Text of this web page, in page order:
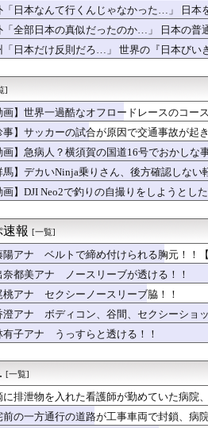
れました」生活の痕跡が残る部屋を公開
を大量に食べて水を飲むと腹が膨らむっ
。同棲して知ったけど、どうやら全くゲ
ら仮面ライダーになる！」
「秋深し」花丸「隣は何を、する人ぞ？」
マネー【ポーランドボール】
遺書、今見るとガチで意味不明すぎるwww
のパ・リーグで外国人の観客数が増えて
のブレない支援姿勢に驚嘆！被災地の炊き
のブレない支援姿勢に驚嘆！被災地の炊き
は”金銭の祭典”！32強進出で1億3000万
本のシャーペン、20年ずっと1位から動か
て～ 二部 第１２２話
てなんて大変ねぇ、でも仕事辞めちゃダ
へ」を語ろう
ソフトバンク、端末2年レンタル改悪へ“塗
危ない！プレーヤーあるある「細かいル
地だが、トメに「息子は今大変だから、頼
田あい、衝撃の貝殻ビキニ姿解禁wwwwww
って欲しい
今治】いわきがJ2リーグで初の開幕戦勝利
2026 福岡公演 day2・吉田綾乃クリスティ
知事「報道に強い不満・苦情が寄せられて
佐野航大、同じPSVだが堂安を超える評
タッチの上杉達也が浅倉南に告白したシ
かいう20代までしか絵にならないヤツ
「日本なんて行くんじゃなかった…」 日本
「全部日本の真似だったのか…」 日本の普
「日本だけ反則だろ…」 世界の『日本びい
]
画】世界一過酷なオフロードレースのコー
事】サッカーの試合が原因で交通事故が起
画】急病人？横須賀の国道16号でおかしな
馬】デカいNinja乗りさん、後方確認しない
画】DJI Neo2で釣りの自撮りをしようとし
報 [一覧]
陽アナ ベルトで締め付けられる胸元！！【
奈都美アナ ノースリーブが透ける！！
桃アナ セクシーノースリーブ脇！！
澄アナ ボディコン、谷間、セクシーショッ
有子アナ うっすらと透ける！！
[一覧]
に排泄物を入れた看護師が勤めていた病
前の一方通行の道路が工事車両で封鎖、